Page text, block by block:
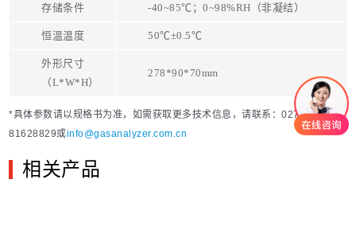
存储条件 -40~85℃；0~98%RH（非凝结）
恒温温度 50℃±0.5℃
外形尺寸
（L*W*H）
278*90*70mm
*具体参数请以规格书为准，如需获取更多技术信息，请联系：027-
81628829或info@gasanalyzer.com.cn
相关产品